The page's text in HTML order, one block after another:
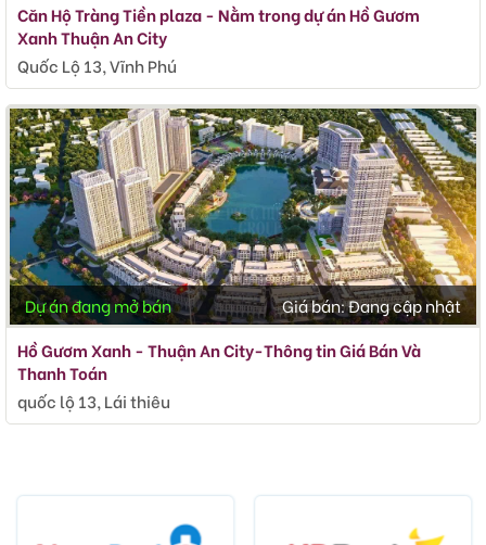
Căn Hộ Tràng Tiền plaza - Nằm trong dự án Hồ Gươm
Xanh Thuận An City
Quốc Lộ 13, Vĩnh Phú
Dự án đang mở bán Giá bán:Đang cập nhật
Hồ Gươm Xanh - Thuận An City-Thông tin Giá Bán Và
Thanh Toán
quốc lộ 13, Lái thiêu